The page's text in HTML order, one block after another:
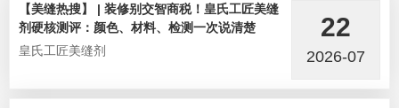
【美缝热搜】 | 装修别交智商税！皇氏工匠美缝
剂硬核测评：颜色、材料、检测一次说清楚
皇氏工匠美缝剂
22
2026-07